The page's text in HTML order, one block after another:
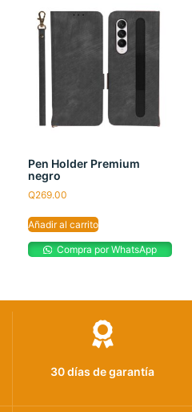
Pen Holder Premium
negro
Q269.00
Añadir al carrito
Compra por WhatsApp
30 días de garantía